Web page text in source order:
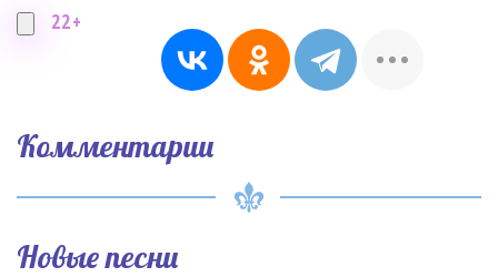
22+
Комментарии
Новые песни